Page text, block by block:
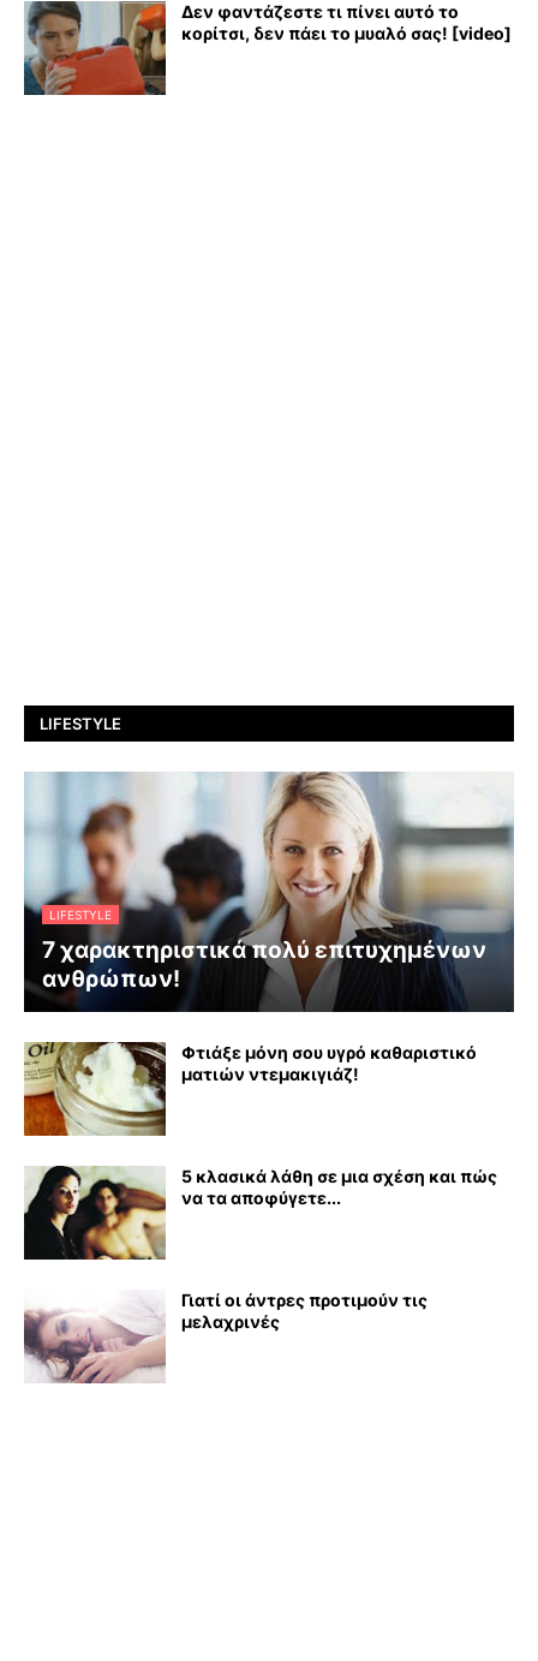
Δεν φαντάζεστε τι πίνει αυτό το
κορίτσι, δεν πάει το μυαλό σας! [video]
LIFESTYLE
LIFESTYLE
7 χαρακτηριστικά πολύ επιτυχημένων
ανθρώπων!
Φτιάξε μόνη σου υγρό καθαριστικό
ματιών ντεμακιγιάζ!
5 κλασικά λάθη σε μια σχέση και πώς
να τα αποφύγετε...
Γιατί οι άντρες προτιμούν τις
μελαχρινές